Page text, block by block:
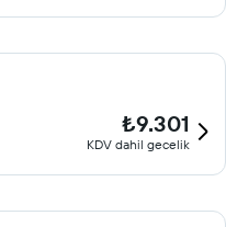
₺9.301
KDV dahil gecelik